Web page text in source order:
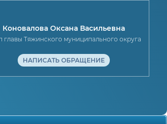
Коновалова Оксана Васильевна
главы Тяжинского муниципального округа
НАПИСАТЬ ОБРАЩЕНИЕ